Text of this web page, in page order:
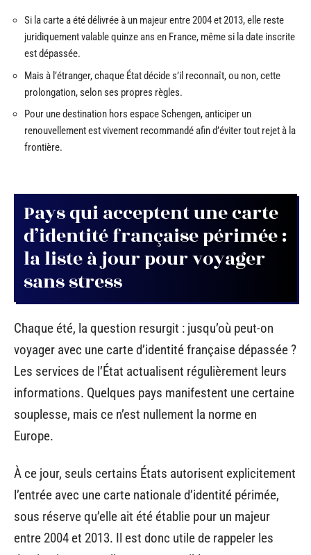
Si la carte a été délivrée à un majeur entre 2004 et 2013, elle reste
juridiquement valable quinze ans en France, même si la date inscrite
est dépassée.
Mais à l’étranger, chaque État décide s’il reconnaît, ou non, cette
prolongation, selon ses propres règles.
Pour une destination hors espace Schengen, anticiper un
renouvellement est vivement recommandé afin d’éviter tout rejet à la
frontière.
Pays qui acceptent une carte
d’identité française périmée :
la liste à jour pour voyager
sans stress
Chaque été, la question resurgit : jusqu’où peut-on
voyager avec une carte d’identité française dépassée ?
Les services de l’État actualisent régulièrement leurs
informations. Quelques pays manifestent une certaine
souplesse, mais ce n’est nullement la norme en
Europe.
À ce jour, seuls certains États autorisent explicitement
l’entrée avec une carte nationale d’identité périmée,
sous réserve qu’elle ait été établie pour un majeur
entre 2004 et 2013. Il est donc utile de rappeler les